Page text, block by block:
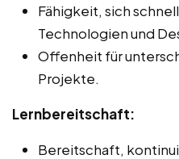
Fähigkeit, sich
Technologien und
Offenheit für
Projekte.
Lernbereitschaft:
Bereitschaft,